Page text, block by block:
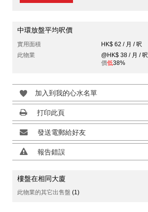
中環放盤平均呎價
實用面積
HK$ 62 / 月 / 呎
此物業
@HK$ 38 / 月 / 呎
價低38%
加入到我的心水名單
打印此頁
發送電郵給好友
報告錯誤
樓盤在相同大廈
此物業的其它出售盤 (1)